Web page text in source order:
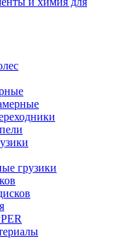
грузики